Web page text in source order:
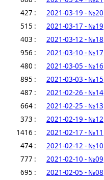
427 :
2021-03-19 - №20
515 :
2021-03-17 - №19
403 :
2021-03-12 - №18
956 :
2021-03-10 - №17
480 :
2021-03-05 - №16
895 :
2021-03-03 - №15
487 :
2021-02-26 - №14
664 :
2021-02-25 - №13
373 :
2021-02-19 - №12
1416 :
2021-02-17 - №11
474 :
2021-02-12 - №10
777 :
2021-02-10 - №09
695 :
2021-02-05 - №08